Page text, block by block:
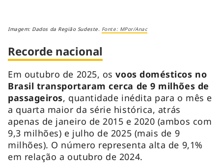
Imagem: Dados da Região Sudeste. Fonte: MPor/Anac
Recorde nacional
Em outubro de 2025, osvoos domésticos no
Brasil transportaram cerca de 9 milhões de
passageiros, quantidade inédita para o mês e
a quarta maior da série histórica, atrás
apenas de janeiro de 2015 e 2020 (ambos com
9,3 milhões) e julho de 2025 (mais de 9
milhões). O número representa alta de 9,1%
em relação a outubro de 2024.